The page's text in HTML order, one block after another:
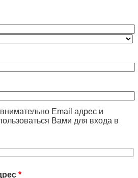
Email адрес и
Вами для входа в
*